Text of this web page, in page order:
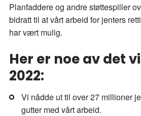
Planfaddere og andre støttespiller
bidratt til at vårt arbeid for jenters
har vært mulig.
Her er noe av det
2022:
Vi nådde ut til over 27 millioner
gutter med vårt arbeid.